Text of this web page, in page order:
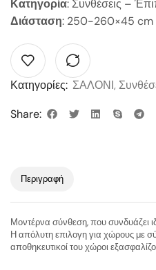
Κατηγορία: Συνθέσεις –
Διάσταση: 250-260×45 cm
Κατηγορίες: ΣΑΛΟΝΙ,
Share:
Περιγραφή
Μοντέρνα σύνθεση, που συνδυάζει
Η απόλυτη επιλογη για χώρους με
αποθηκευτικοί του χώροι